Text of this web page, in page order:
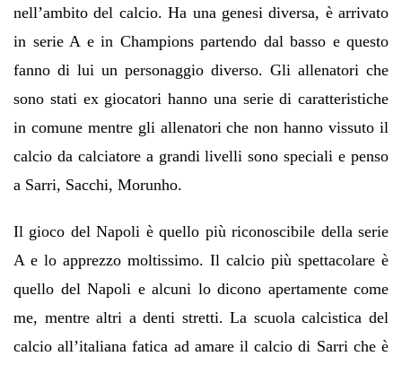
nell’ambito del calcio. Ha una genesi diversa, è arrivato
in serie A e in Champions partendo dal basso e questo
fanno di lui un personaggio diverso. Gli allenatori che
sono stati ex giocatori hanno una serie di caratteristiche
in comune mentre gli allenatori che non hanno vissuto il
calcio da calciatore a grandi livelli sono speciali e penso
a Sarri, Sacchi, Morunho.
Il gioco del Napoli è quello più riconoscibile della serie
A e lo apprezzo moltissimo. Il calcio più spettacolare è
quello del Napoli e alcuni lo dicono apertamente come
me, mentre altri a denti stretti. La scuola calcistica del
calcio all’italiana fatica ad amare il calcio di Sarri che è